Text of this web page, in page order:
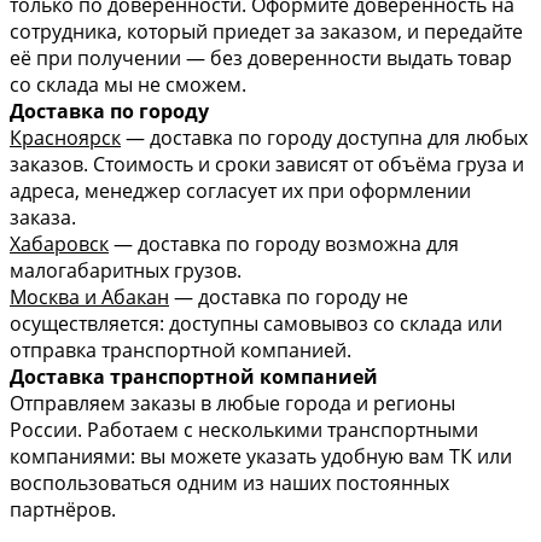
сотрудника, который приедет за заказом, и передайте
её при получении — без доверенности выдать товар
со склада мы не сможем.
Доставка по городу
Красноярск— доставка по городу доступна для любых
заказов. Стоимость и сроки зависят от объёма груза и
адреса, менеджер согласует их при оформлении
заказа.
Хабаровск— доставка по городу возможна для
малогабаритных грузов.
Москва и Абакан — доставка по городу не
осуществляется: доступны самовывоз со склада или
отправка транспортной компанией.
Доставка транспортной компанией
Отправляем заказы в любые города и регионы
России. Работаем с несколькими транспортными
компаниями: вы можете указать удобную вам ТК или
воспользоваться одним из наших постоянных
партнёров.